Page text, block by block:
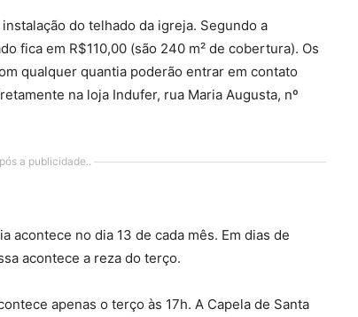
do telhado da igreja. Segundo a
fica em R$110,00 (são 240 m² de cobertura). Os
qualquer quantia poderão entrar em contato
na loja Indufer, rua Maria Augusta, nº
a publicidade..
acontece no dia 13 de cada mês. Em dias de
acontece a reza do terço.
apenas o terço às 17h. A Capela de Santa